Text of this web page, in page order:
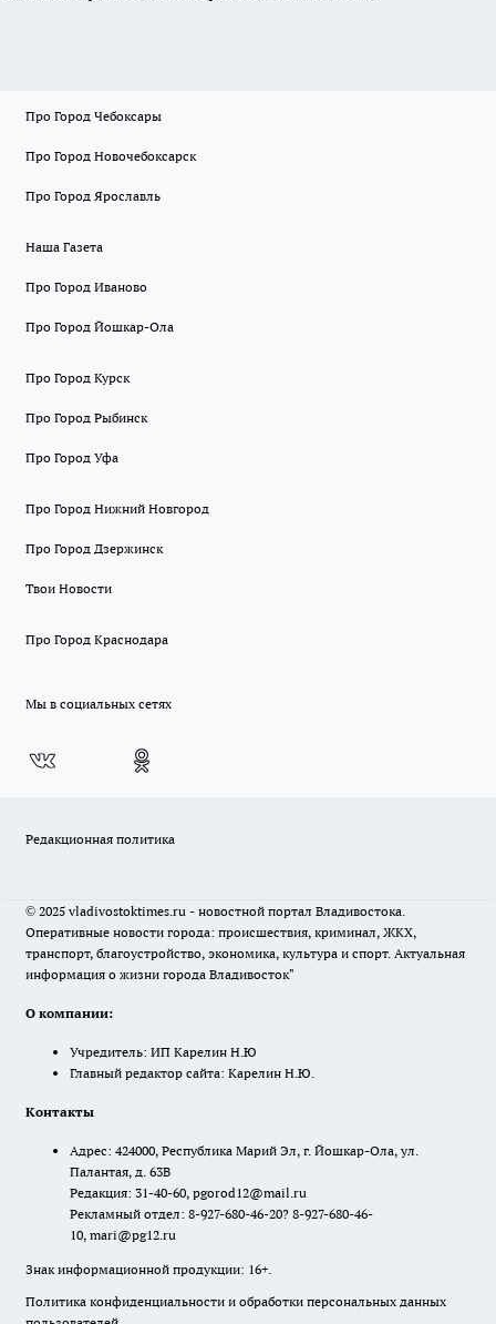
Про Город Чебоксары
Про Город Новочебоксарск
Про Город Ярославль
Наша Газета
Про Город Иваново
Про Город Йошкар-Ола
Про Город Курск
Про Город Рыбинск
Про Город Уфа
Про Город Нижний Новгород
Про Город Дзержинск
Твои Новости
Про Город Краснодара
Мы в социальных сетях
Редакционная политика
© 2025 vladivostoktimes.ru - новостной портал Владивостока.
Оперативные новости города: происшествия, криминал, ЖКХ,
транспорт, благоустройство, экономика, культура и спорт. Актуальная
информация о жизни города Владивосток"
О компании:
Учредитель: ИП Карелин Н.Ю
Главный редактор сайта: Карелин Н.Ю.
Контакты
Адрес: 424000, Республика Марий Эл, г. Йошкар-Ола, ул.
Палантая, д. 63В
Редакция: 31-40-60, pgorod12@mail.ru
Рекламный отдел: 8-927-680-46-20? 8-927-680-46-
10, mari@pg12.ru
Знак информационной продукции: 16+.
Политика конфиденциальности и обработки персональных данных